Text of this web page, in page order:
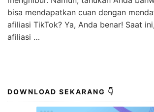
bisa mendapatkan cuan dengan
afiliasi TikTok? Ya, Anda benar! Saat
afiliasi …
DOWNLOAD SEKARANG 👇